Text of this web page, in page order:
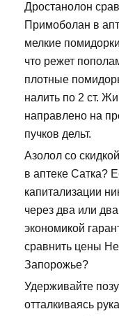
Дростанолон
Примоболан в
мелкие
что режет
плотные
налить по 2 ст.
направлено на
пучков дельт.
Азолол со
в аптеке Сатка?
капитализации
через два или
экономикой
сравнить цены
Запорожье?
Удерживайте
отталкиваясь